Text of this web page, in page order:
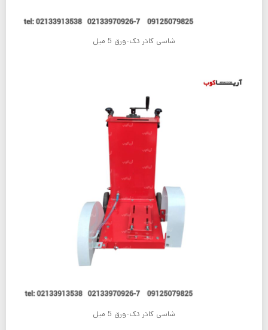
شاسی کاتر تک-ورق 5 میل
شاسی کاتر تک-ورق 5 میل